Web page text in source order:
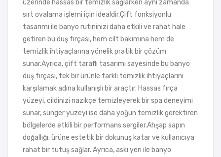
üzerinde hassas bir temizlik sağlarken aynı zamanda
sırt ovalama işlemi için idealdir.Çift fonksiyonlu
tasarımı ile banyo rutininizi daha etkili ve rahat hale
getiren bu duş fırçası, hem cilt bakımına hem de
temizlik ihtiyaçlarına yönelik pratik bir çözüm
sunar.Ayrıca, çift taraflı tasarımı sayesinde bu banyo
duş fırçası, tek bir ürünle farklı temizlik ihtiyaçlarını
karşılamak adına kullanışlı bir araçtır. Hassas fırça
yüzeyi, cildinizi nazikçe temizleyerek bir spa deneyimi
sunar, sünger yüzeyi ise daha yoğun temizlik gerektiren
bölgelerde etkili bir performans sergiler.Ahşap sapın
doğallığı, ürüne estetik bir dokunuş katar ve kullanıcıya
rahat bir tutuş sağlar. Ayrıca, askı yeri ile banyo